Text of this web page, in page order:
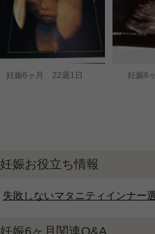
妊娠6ヶ月 22週1日 妊娠6
妊娠お役立ち情報
失敗しないマタニティインナー
妊娠6ヶ月関連Q&A